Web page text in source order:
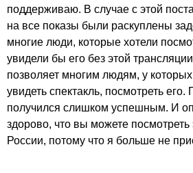
поддерживаю. В случае с этой
на все показы были раскуплены
многие люди, которые хотели
увидели бы его без этой
позволяет многим людям, у
увидеть спектакль, посмотреть его.
получился слишком успешным. И
здорово, что вы можете посмотреть
России, потому что я больше не